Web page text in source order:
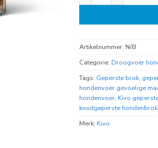
Artikelnummer: N/B
Categorie: Droogvoer
Tags: Geperste brok,
hondenvoer gevoelige
hondenvoer, Kivo
koudgeperste
Merk: Kivo